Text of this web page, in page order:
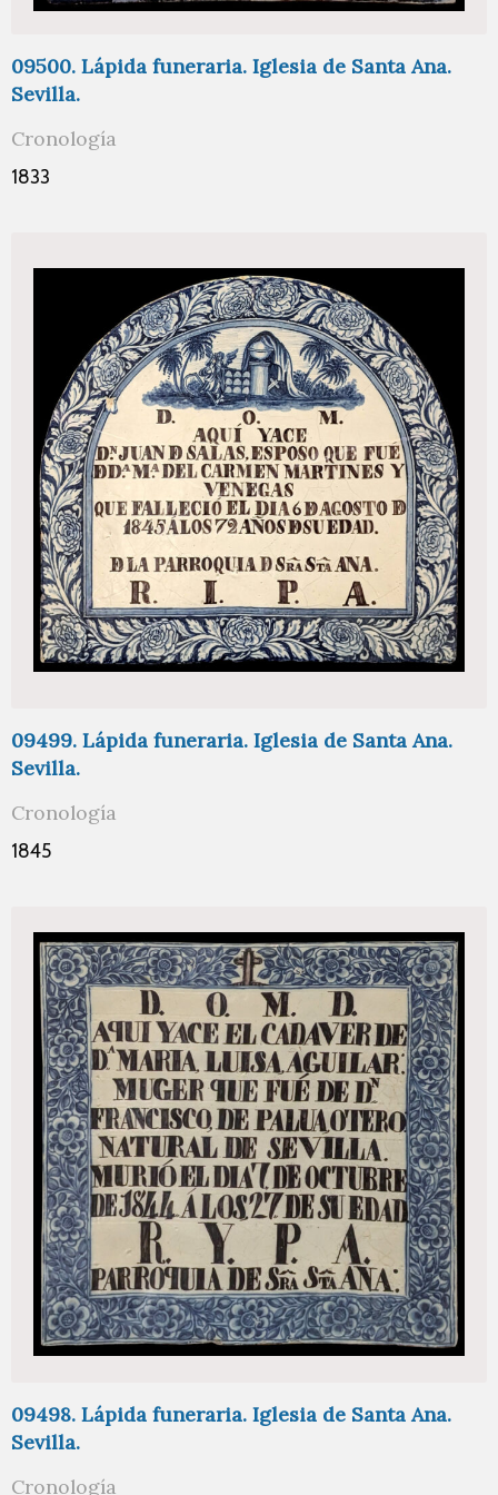
09500. Lápida funeraria. Iglesia de Santa Ana.
Sevilla.
Cronología
1833
09499. Lápida funeraria. Iglesia de Santa Ana.
Sevilla.
Cronología
1845
09498. Lápida funeraria. Iglesia de Santa Ana.
Sevilla.
Cronología